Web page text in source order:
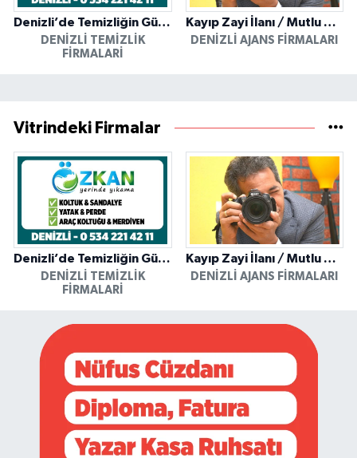
Denizli’de Temizliğin Güvenilir Adresi: Özkan Yerinde Yıkama
DENIZLI TEMIZLIK
FIRMALARI
Kayıp Zayi İlanı / Mutlu Ajans / Denizli
DENIZLI AJANS FIRMALARI
Vitrindeki Firmalar
Denizli’de Temizliğin Güvenilir Adresi: Özkan Yerinde Yıkama
DENIZLI TEMIZLIK
FIRMALARI
Kayıp Zayi İlanı / Mutlu Ajans / Denizli
DENIZLI AJANS FIRMALARI